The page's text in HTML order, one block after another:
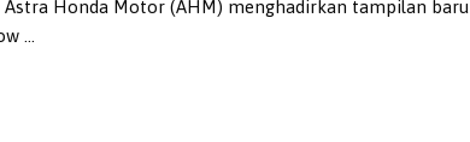
Astra Honda Motor (AHM) menghadirkan tampilan baru
...